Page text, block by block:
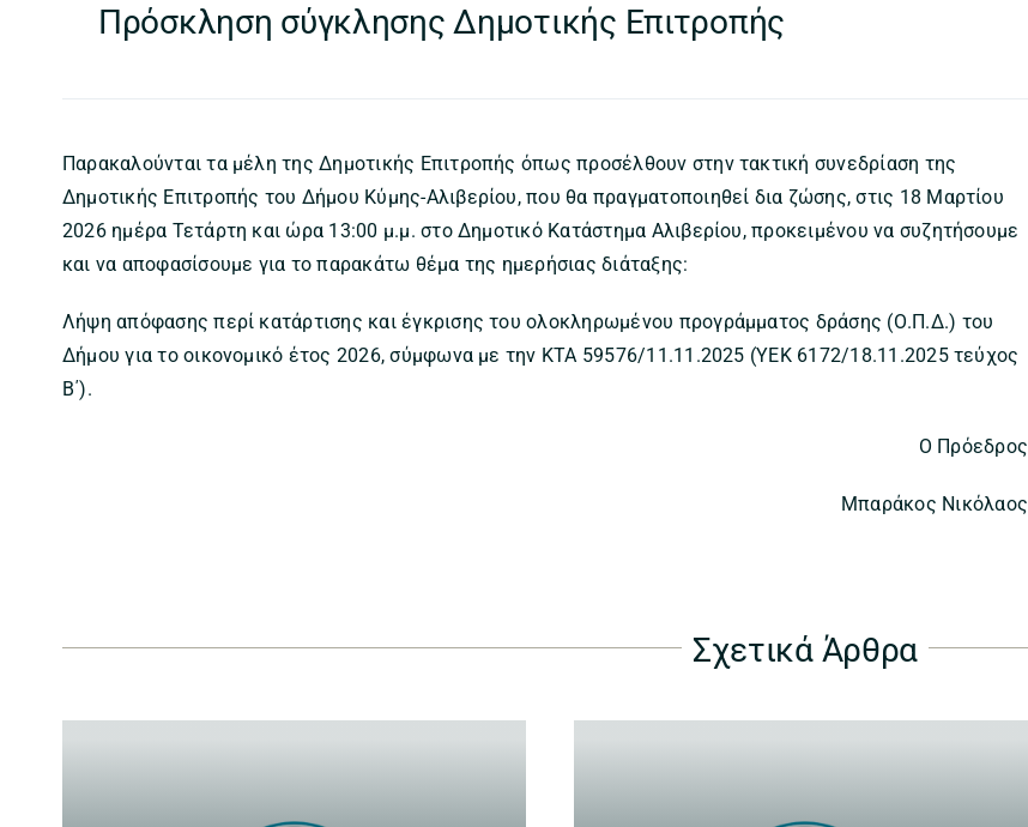
Πρόσκληση σύγκλησης Δημοτικής Επιτροπής
Παρακαλούνται τα μέλη της Δημοτικής Επιτροπής όπως προσέλθουν στην τακτική συνεδρίαση της
Δημοτικής Επιτροπής του Δήμου Κύμης-Αλιβερίου, που θα πραγματοποιηθεί δια ζώσης, στις 18 Μαρτίου
2026 ημέρα Τετάρτη και ώρα 13:00 μ.μ. στο Δημοτικό Κατάστημα Αλιβερίου, προκειμένου να συζητήσουμε
και να αποφασίσουμε για το παρακάτω θέμα της ημερήσιας διάταξης:
Λήψη απόφασης περί κατάρτισης και έγκρισης του ολοκληρωμένου προγράμματος δράσης (Ο.Π.Δ.) του
Δήμου για το οικονομικό έτος 2026, σύμφωνα με την ΚΤΑ 59576/11.11.2025 (ΥΕΚ 6172/18.11.2025 τεύχος
Β΄).
Ο Πρόεδρος
Μπαράκος Νικόλαος
Σχετικά Άρθρα